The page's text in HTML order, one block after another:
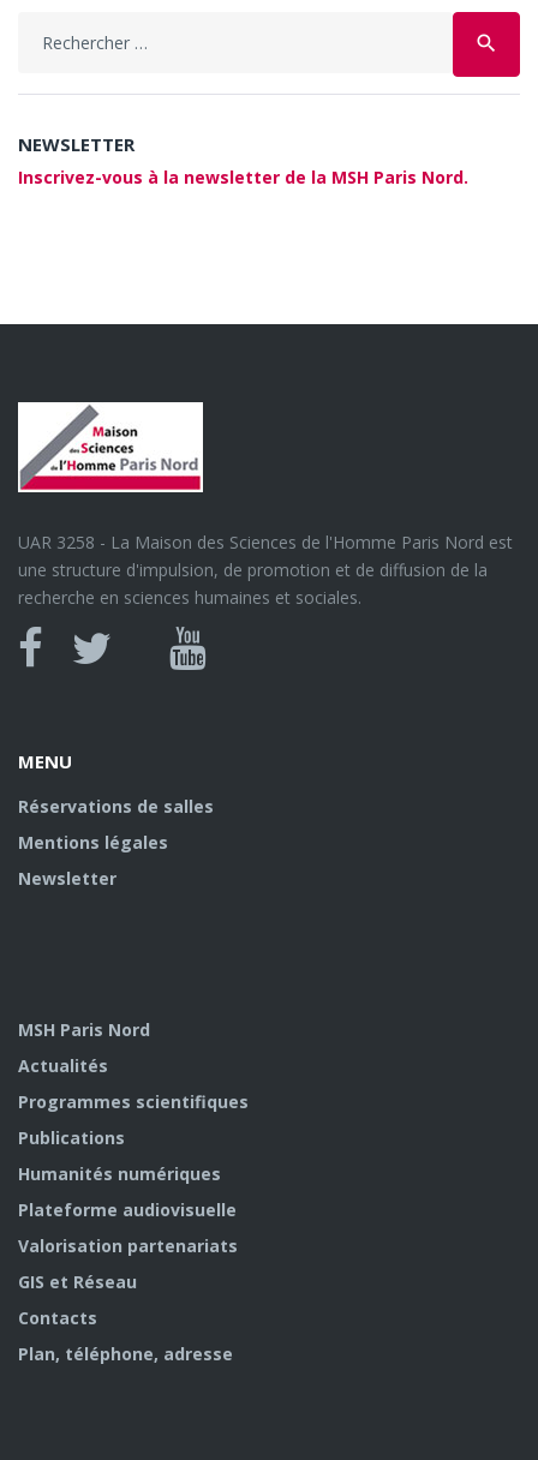
search
NEWSLETTER
Inscrivez-vous à la newsletter de la MSH Paris Nord.
UAR 3258 - La Maison des Sciences de l'Homme Paris Nord est
une structure d'impulsion, de promotion et de diffusion de la
recherche en sciences humaines et sociales.
Canal
MENU
Réservations de salles
Mentions légales
Newsletter
MSH Paris Nord
Actualités
Programmes scientifiques
Publications
Humanités numériques
Plateforme audiovisuelle
Valorisation partenariats
GIS et Réseau
Contacts
Plan, téléphone, adresse